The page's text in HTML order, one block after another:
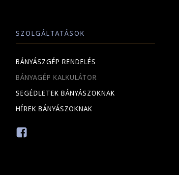
SZOLGÁLTATÁSOK
BÁNYÁSZGÉP RENDELÉS
BÁNYAGÉP KALKULÁTOR
SEGÉDLETEK BÁNYÁSZOKNAK
HÍREK BÁNYÁSZOKNAK